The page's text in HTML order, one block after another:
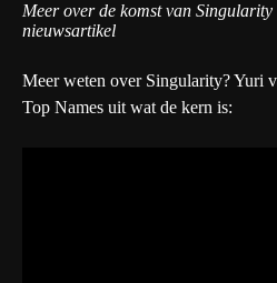
Meer over de komst van
nieuwsartikel
Meer weten over Singularity? Yuri
Top Names uit wat de kern is: